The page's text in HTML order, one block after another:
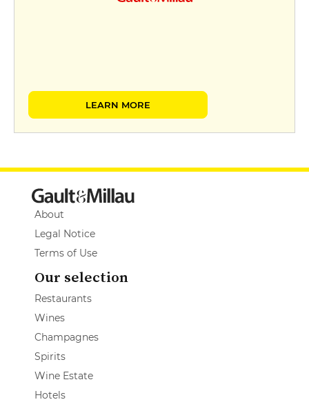
LEARN MORE
About
Legal Notice
Terms of Use
Our selection
Restaurants
Wines
Champagnes
Spirits
Wine Estate
Hotels